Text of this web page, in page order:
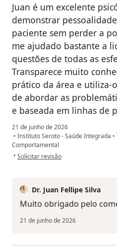
Juan é um excelente
demonstrar
paciente sem perder a
me ajudado bastante a
questões de todas as
Transparece muito
prático da área e utiliza-
de abordar as
e baseada em linhas de
21 de junho de 2026
• Instituto Seroto - Saúde Integrada •
Comportamental
• na opinião do utilizador MS
Solicitar revisão
Dr. Juan Fellipe Silva
Muito obrigado pelo
21 de junho de 2026